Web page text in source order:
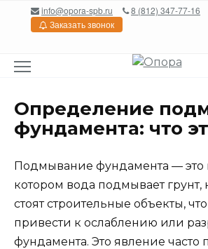
Перейтиinfo@opora-spb.ru
8 (812) 347-77-16
Заказать звонок
Определение
фундамента: что
Подмывание фундамента — это
котором вода подмывает грунт,
стоят строительные объекты,
привести к ослаблению или
фундамента. Это явление часто